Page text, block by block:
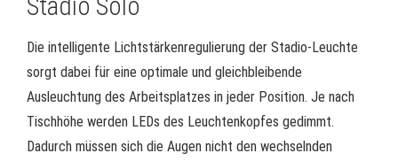
Die intelligente Lichtstärkenregulierung der Stadio-Leuchte
sorgt dabei für eine optimale und gleichbleibende
Ausleuchtung des Arbeitsplatzes in jeder Position. Je nach
Tischhöhe werden LEDs des Leuchtenkopfes gedimmt.
Dadurch müssen sich die Augen nicht den wechselnden